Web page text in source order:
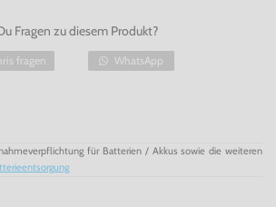
Fragen zu diesem Produkt?
fragen WhatsApp
für Batterien / Akkus sowie die weiteren